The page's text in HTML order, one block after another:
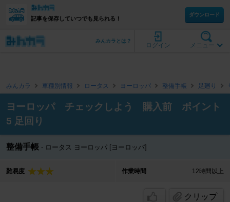
記事を保存していつでも見られる！
ダウンロード
メニュー
ログイン
みんカラとは？
みんカラ 車種別情報 ロータス ヨーロッパ 整備手帳 足廻り
ヨーロッパ チェックしよう 購入前 ポイント
5 足回り
整備手帳 ロータス ヨーロッパ [ヨーロッパ]
難易度 作業時間 12時間以上
クリップ